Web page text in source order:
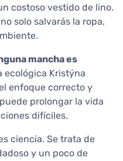
costoso vestido de lino.
solo salvarás la ropa,
mancha es
ecológica Kristýna
enfoque correcto y
prolongar la vida
difíciles.
ciencia. Se trata de
y un poco de